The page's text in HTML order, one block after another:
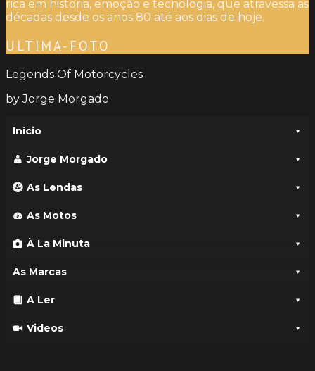
rica em história, emoção e tecnologia, que atravessa as
décadas desde os anos 80 até aos dias de hoje.
ULTIMA-FOTO
Legends Of Motorcycles
by Jorge Morgado
Início
Jorge Morgado
As Lendas
As Motos
À La Minuta
As Marcas
A Ler
Videos